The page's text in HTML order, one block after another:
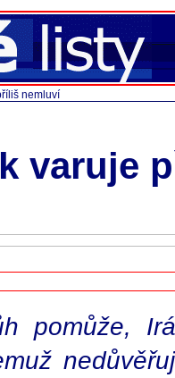
nemluví
varuje
pomůže,